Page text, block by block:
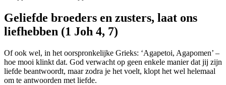
Geliefde broeders en zusters, laat ons
liefhebben (1 Joh 4, 7)
Of ook wel, in het oorspronkelijke Grieks: ‘Agapetoi, Agapomen’ –
hoe mooi klinkt dat. God verwacht op geen enkele manier dat jij zijn
liefde beantwoordt, maar zodra je het voelt, klopt het wel helemaal
om te antwoorden met liefde.